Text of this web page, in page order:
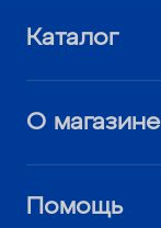
Каталог
О магазине
Помощь